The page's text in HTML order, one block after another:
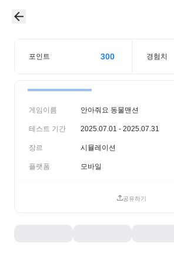
포인트 300 경험치
게임이름 안아줘요 동물맨션
테스트 기간 2025.07.01 - 2025.07.31
장르 시뮬레이션
플랫폼 모바일
공유하기